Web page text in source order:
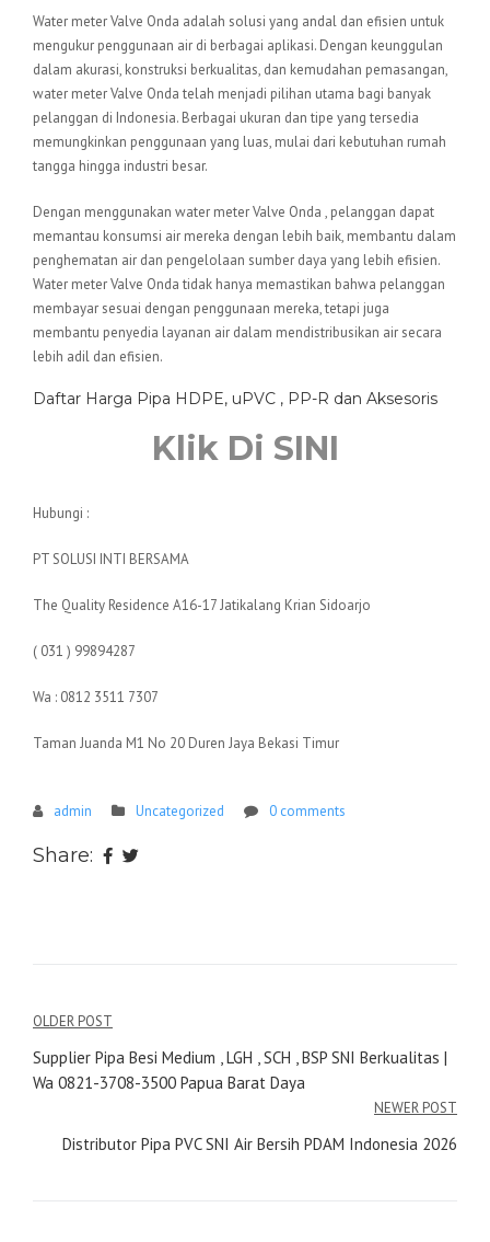
Water meter Valve Onda adalah solusi yang andal dan efisien untuk
mengukur penggunaan air di berbagai aplikasi. Dengan keunggulan
dalam akurasi, konstruksi berkualitas, dan kemudahan pemasangan,
water meter Valve Onda telah menjadi pilihan utama bagi banyak
pelanggan di Indonesia. Berbagai ukuran dan tipe yang tersedia
memungkinkan penggunaan yang luas, mulai dari kebutuhan rumah
tangga hingga industri besar.
Dengan menggunakan water meter Valve Onda , pelanggan dapat
memantau konsumsi air mereka dengan lebih baik, membantu dalam
penghematan air dan pengelolaan sumber daya yang lebih efisien.
Water meter Valve Onda tidak hanya memastikan bahwa pelanggan
membayar sesuai dengan penggunaan mereka, tetapi juga
membantu penyedia layanan air dalam mendistribusikan air secara
lebih adil dan efisien.
Daftar Harga Pipa HDPE, uPVC , PP-R dan Aksesoris
Klik Di SINI
Hubungi :
PT SOLUSI INTI BERSAMA
The Quality Residence A16-17 Jatikalang Krian Sidoarjo
( 031 ) 99894287
Wa : 0812 3511 7307
Taman Juanda M1 No 20 Duren Jaya Bekasi Timur
admin Uncategorized 0 comments
Share:
Navigasi
pos
OLDER POST
Supplier Pipa Besi Medium , LGH , SCH , BSP SNI Berkualitas |
Wa 0821-3708-3500 Papua Barat Daya
NEWER POST
Distributor Pipa PVC SNI Air Bersih PDAM Indonesia 2026